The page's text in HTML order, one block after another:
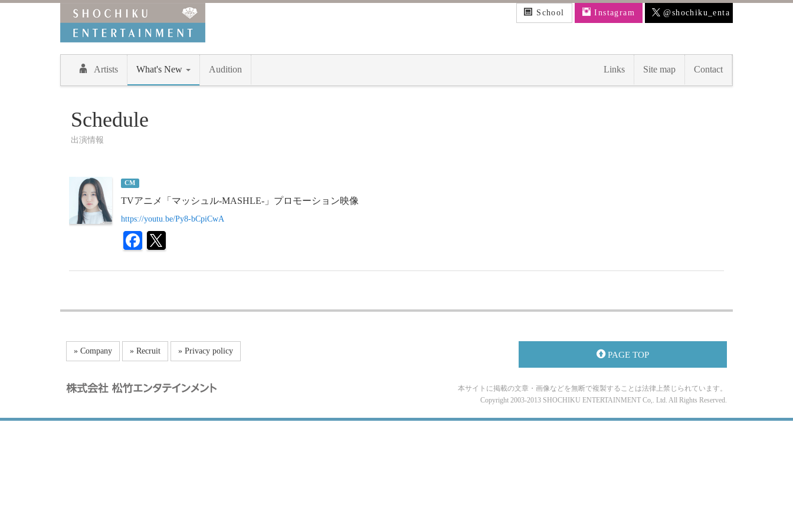
School Instagram @shochiku_enta
Artists What's New Audition Links Site map Contact
Schedule
出演情報
CM
TVアニメ「マッシュル-MASHLE-」プロモーション映像
https://youtu.be/Py8-bCpiCwA
» Company » Recruit » Privacy policy PAGE TOP
本サイトに掲載の文章・画像などを無断で複製することは法律上禁じられています。
Copyright 2003-2013 SHOCHIKU ENTERTAINMENT Co,. Ltd. All Rights Reserved.